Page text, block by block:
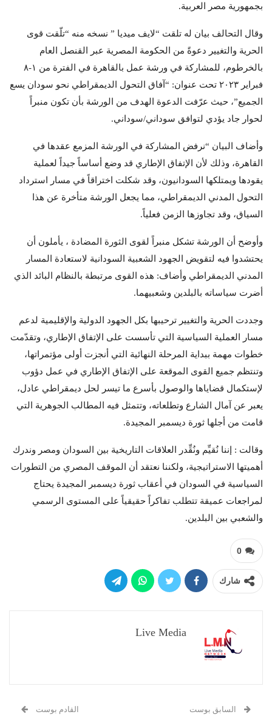
بجمهورية مصر العربية.
وقال التحالف بيان له تلقت “لايف ميديا ” نسخه منه “تلّقت قوى
الحرية والتغيير دعوةً من الحكومة المصرية عبر القنصل العام
بالخرطوم، للمشاركة في ورشة عمل بالقاهرة في الفترة من ١-٨
فبراير ٢٠٢٣ تحت عنوان: “آفاق التحول الديمقراطي نحو سودان يسع
الجميع”، حيث عرّفت الدعوة الهدف من الورشة بأن تكون منبراً
لحوار جاد يؤدي لتوافق سوداني/سوداني.
وأضاف البيان “نرفض المشاركة في الورشة المزمع عقدها في
القاهرة، وذلك لأن الإتفاق الإطاري قد وضع أساساً جيداً لعملية
يقودها ويمتلكها السودانيون، وقد شكلت اختراقاً في مسار استرداد
التحول المدني الديمقراطي، مما يجعل الورشة متأخرة عن هذا
السياق، وقد تجاوزها الزمن فعلياً.
وأوضح أن الورشة تشكل منبراً لقوى الثورة المضادة ، يأملون أن
يحتشدوا فيه لتقويض الجهود الشعبية السودانية لاستعادة المسار
المدني الديمقراطي وأضاف: هذه القوى مرتبطة بالنظام البائد الذي
أضرت سياساته بالبلدين وشعبيهما.
وجددت الحرية والتغيير ترحيبها بكل الجهود الدولية والإقليمية لدعم
مسار العملية السياسية التي تأسست على الإتفاق الإطاري، وتقدّمت
خطوات مهمة ببداية المرحلة النهائية التي أنجزت أولى مؤتمراتها،
وتنتظم جميع القوى الموقعة على الإتفاق الإطاري في عمل دؤوب
لإستكمال قضاياها والوصول بأسرع ما تيسر لحل ديمقراطي عادل،
يعبر عن آمال الشارع وتطلعاته، وتتمثل فيه المطالب الجوهرية التي
قامت من أجلها ثورة ديسمبر المجيدة.
وقالت : إننا نُقيِّم ونُقِّدر العلاقات التاريخية بين السودان ومصر وندرك
أهميتها الاستراتيجية، ولكننا نعتقد أن الموقف المصري من التطورات
السياسية في السودان في أعقاب ثورة ديسمبر المجيدة يحتاج
لمراجعات عميقة تتطلب تفاكراً حقيقياً على المستوى الرسمي
والشعبي بين البلدين.
0
شارك
Live Media
السابق بوست القادم بوست